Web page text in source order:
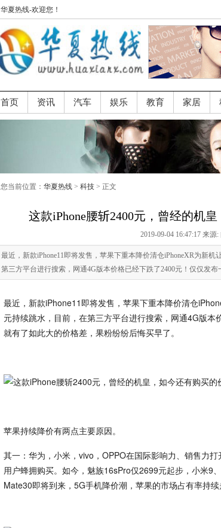
华夏热线-欢迎您！
首页 资讯 汽车 娱乐 教育 家居
您当前位置： 华夏热线 > 科技 > 正文
这款iPhone腰斩2400元，曾经的机
2019-09-04 16:47:17 来源:
最近，新款iPhone11即将发售，苹果下重本降价清仓iPhoneXR为新
第三方平台进行搜索，网通4G版本价格已经下跌了2400元！仅仅发布
最近，新款iPhone11即将发售，苹果下重本降价清仓
元持续跳水，目前，在第三方平台进行搜索，网通4G版本
就有了如此大的价格差，果粉纷纷后悔买早了。
苹果持续降价有两点主要原因。
其一：华为，小米，vivo，OPPO在国际影响力、销售力
用户蜂拥购买。如今，魅族16sPro仅2699元起步，小米9
Mate30即将到来，5G手机降价潮，苹果的市场占有率持